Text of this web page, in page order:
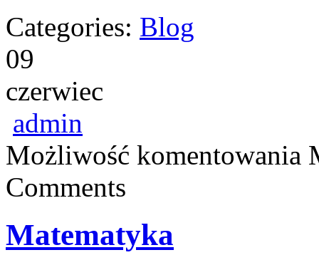
Categories: Blog
09
czerwiec
admin
Możliwość komentowania
Comments
Matematyka